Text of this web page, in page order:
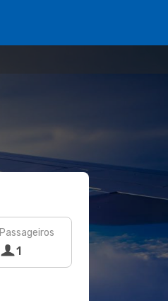
Passageiros
1